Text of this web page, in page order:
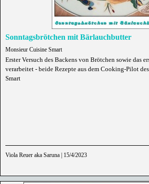
Sonntagsbrötchen mit Bärlauchbutter
Monsieur Cuisine Smart
Erster Versuch des Backens von Brötchen sowie das
verarbeitet - beide Rezepte aus dem Cooking-Pilot
Smart
Viola Reuer aka Saruna
15/4/2023